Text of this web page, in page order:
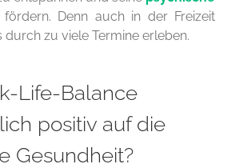
Denn auch in der Freizeit
durch zu viele Termine erleben.
Life-Balance
positiv auf die
Gesundheit?